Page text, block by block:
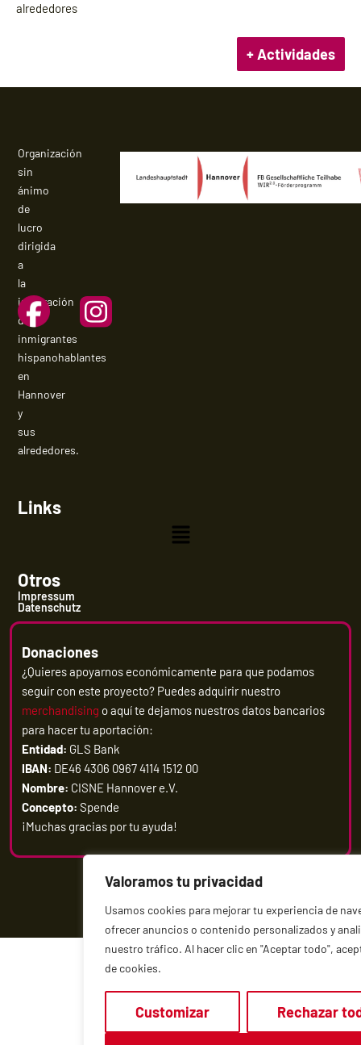
Valoramos tu privacidad
Usamos cookies para mejorar tu experiencia de
ofrecer anuncios o contenido personalizados y
nuestro tráfico. Al hacer clic en "Aceptar todo",
de cookies.
Customizar Rechazar
alrededores
+ Actividades
Organización
sin
ánimo
de
lucro
dirigida
a
la
integración
de
inmigrantes
hispanohablantes
en
Hannover
y
sus
alrededores.
Links
Menú
Otros
Impressum
Datenschutz
Donaciones
¿Quieres apoyarnos económicamente para que podamos
seguir con este proyecto? Puedes adquirir nuestro
merchandising o aquí te dejamos nuestros datos bancarios
para hacer tu aportación:
Entidad: GLS Bank
IBAN: DE46 4306 0967 4114 1512 00
Nombre: CISNE Hannover e.V.
Concepto: Spende
¡Muchas gracias por tu ayuda!
Todos los derechos reservados. Copyright 2026